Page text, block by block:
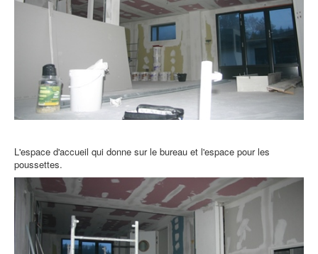
L'espace d'accueil qui donne sur le bureau et l'espace pour les
poussettes.